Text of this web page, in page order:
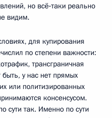
но всё‑таки реально
видим.
для купирования
по степени важности:
трансграничная
быть, у нас нет прямых
или политизированных
консенсусом.
сути так. Именно по сути